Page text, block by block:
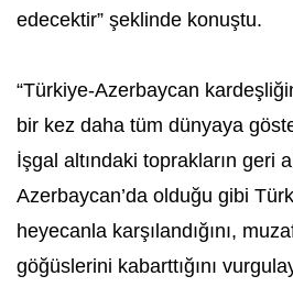
edecektir” şeklinde konuştu.
“Türkiye-Azerbaycan
bir kez daha tüm dünyaya
İşgal altındaki toprakların geri
Azerbaycan’da olduğu gibi
heyecanla karşılandığını,
göğüslerini kabarttığını